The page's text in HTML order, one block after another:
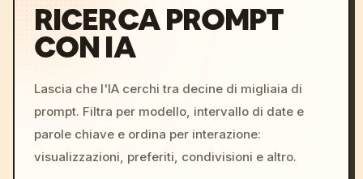
RICERCA PROMPT
CON IA
Lascia che l'IA cerchi tra decine di migliaia di
prompt. Filtra per modello, intervallo di date e
parole chiave e ordina per interazione:
visualizzazioni, preferiti, condivisioni e altro.